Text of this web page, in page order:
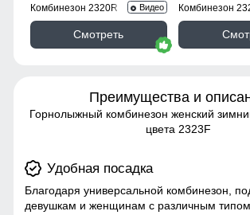
Комбинезон 2320R Видео
Смотреть
Комбинезон
Преимущества и
Горнолыжный комбинезон женский
цвета 2323F
Удобная посадка
Благодаря универсальной комбинезон,
девушкам и женщинам с различным